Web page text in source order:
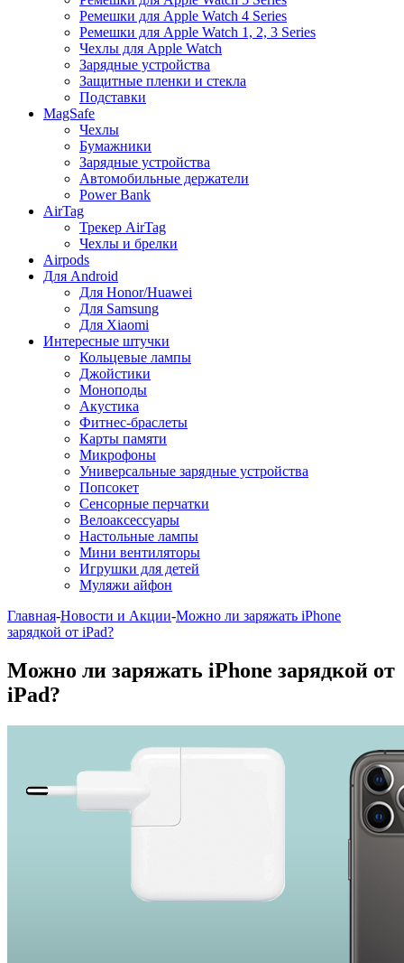
Ремешки для Apple Watch 4 Series
Ремешки для Apple Watch 1, 2, 3 Series
Чехлы для Apple Watch
Зарядные устройства
Защитные пленки и стекла
Подставки
MagSafe
Чехлы
Бумажники
Зарядные устройства
Автомобильные держатели
Power Bank
AirTag
Трекер AirTag
Чехлы и брелки
Airpods
Для Android
Для Honor/Huawei
Для Samsung
Для Xiaomi
Интересные штучки
Кольцевые лампы
Джойстики
Моноподы
Акустика
Фитнес-браслеты
Карты памяти
Микрофоны
Универсальные зарядные устройства
Попсокет
Сенсорные перчатки
Велоаксессуары
Настольные лампы
Мини вентиляторы
Игрушки для детей
Муляжи айфон
Главная-Новости и Акции-Можно ли заряжать iPhone
зарядкой от iPad?
Можно ли заряжать iPhone зарядкой от
iPad?